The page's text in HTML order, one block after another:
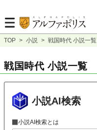
TOP > 小説 > 戦国時代 小説一覧
戦国時代 小説一覧
小説AI検索
小説AI検索とは